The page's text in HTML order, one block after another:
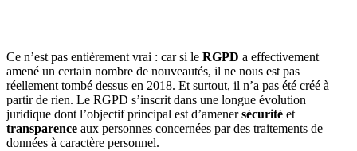
Ce n’est pas entièrement vrai : car si le RGPD a effectivement
amené un certain nombre de nouveautés, il ne nous est pas
réellement tombé dessus en 2018. Et surtout, il n’a pas été créé à
partir de rien. Le RGPD s’inscrit dans une longue évolution
juridique dont l’objectif principal est d’amenersécurité et
transparence aux personnes concernées par des traitements de
données à caractère personnel.